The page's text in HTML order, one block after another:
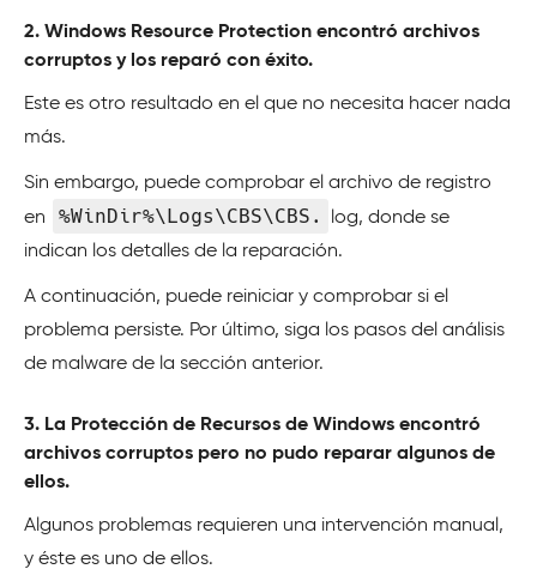
2. Windows Resource Protection encontró archivos
corruptos y los reparó con éxito.
Este es otro resultado en el que no necesita hacer nada
más.
Sin embargo, puede comprobar el archivo de registro
en
%WinDir%\Logs\CBS\CBS.
log, donde se
indican los detalles de la reparación.
A continuación, puede reiniciar y comprobar si el
problema persiste. Por último, siga los pasos del análisis
de malware de la sección anterior.
3. La Protección de Recursos de Windows encontró
archivos corruptos pero no pudo reparar algunos de
ellos.
Algunos problemas requieren una intervención manual,
y éste es uno de ellos.